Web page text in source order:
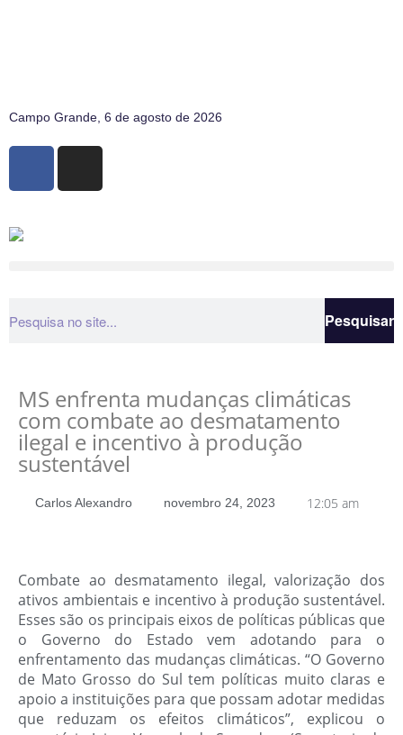
Campo Grande, 6 de agosto de 2026
Pesquisar
MS enfrenta mudanças climáticas
com combate ao desmatamento
ilegal e incentivo à produção
sustentável
Carlos Alexandro novembro 24, 2023 12:05 am
Combate ao desmatamento ilegal, valorização dos
ativos ambientais e incentivo à produção sustentável.
Esses são os principais eixos de políticas públicas que
o Governo do Estado vem adotando para o
enfrentamento das mudanças climáticas. “O Governo
de Mato Grosso do Sul tem políticas muito claras e
apoio a instituições para que possam adotar medidas
que reduzam os efeitos climáticos”, explicou o